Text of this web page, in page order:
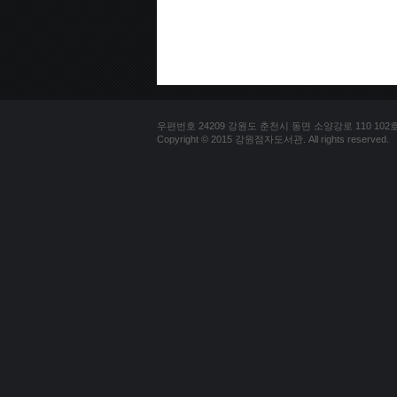
우편번호 24209 강원도 춘천시 동면 소양강로 110 102
Copyright © 2015 강원점자도서관. All rights reserved.